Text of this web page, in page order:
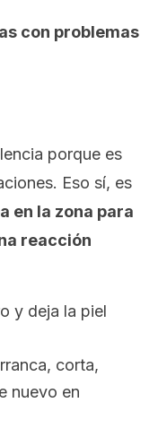
con problemas
porque es
Eso sí, es
en la zona para
reacción
y deja la piel
corta,
nuevo en